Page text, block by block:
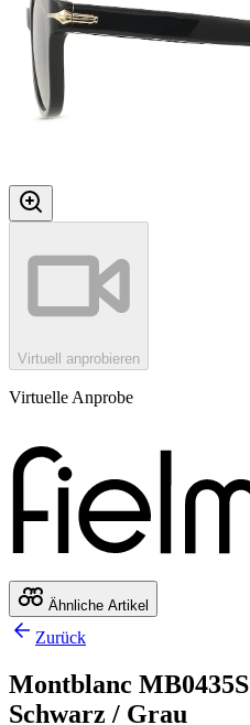
Virtuell anprobieren
Virtuelle Anprobe
Ähnliche Artikel
Zurück
Montblanc MB0435S
Schwarz / Grau